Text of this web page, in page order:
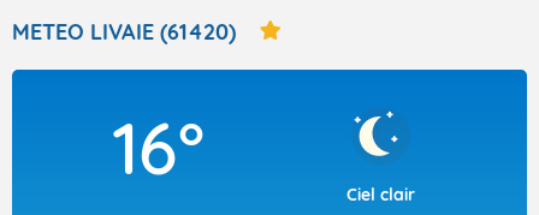
Articles
METEO LIVAIE (61420)
16°
Ciel clair